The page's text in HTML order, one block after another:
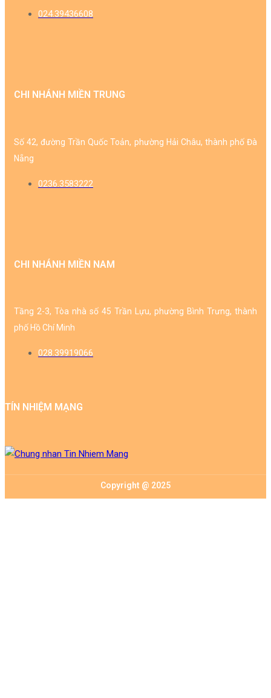
024.39436608
CHI NHÁNH MIỀN TRUNG
Số 42, đường Trần Quốc Toản, phường Hải Châu, thành phố Đà
Nẵng
0236.3583222
CHI NHÁNH MIỀN NAM
Tầng 2-3, Tòa nhà số 45 Trần Lựu, phường Bình Trưng, thành
phố Hồ Chí Minh
028.39919066
TÍN NHIỆM MẠNG
Copyright @ 2025